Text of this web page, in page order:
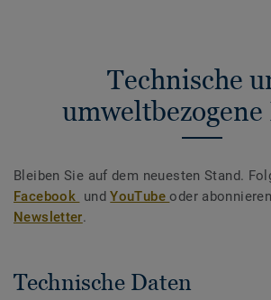
Technische
umweltbezogene
Bleiben Sie auf dem neuesten Stand.
Facebook undYouTubeoder
Newsletter.
Technische Daten